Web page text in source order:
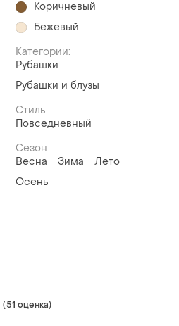
Коричневый
Бежевый
Категории:
Рубашки
Рубашки и блузы
Стиль
Повседневный
Сезон
Весна
Зима
Лето
Осень
(51 оценка)